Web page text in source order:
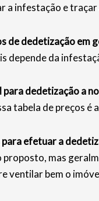
a infestação e
de dedetização em
depende da
para dedetização a
tabela de preços é
efetuar a
mas
ventilar bem o